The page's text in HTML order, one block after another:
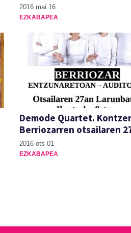
2016 mai 16
EZKABAPEA
Demode Quartet.
Berriozarren otsailaren
2016 ots 01
EZKABAPEA